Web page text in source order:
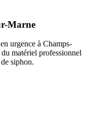
Marne
urgence à Champs-
matériel professionnel
siphon.